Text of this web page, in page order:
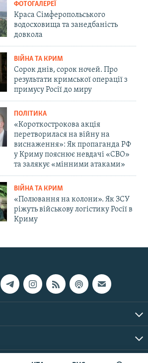
ФОТОГАЛЕРЕЇ
Краса Сімферопольського
водосховища та занедбаність
довкола
ВІЙНА ТА КРИМ
Сорок днів, сорок ночей. Про
результати кримської операції з
примусу Росії до миру
ПОЛІТИКА
«Короткострокова акція
перетворилася на війну на
виснаження»: Як пропаганда РФ
у Криму пояснює невдачі «СВО»
та залякує «мінними атаками»
ВІЙНА ТА КРИМ
«Полювання на колони». Як ЗСУ
ріжуть військову логістику Росії в
Криму